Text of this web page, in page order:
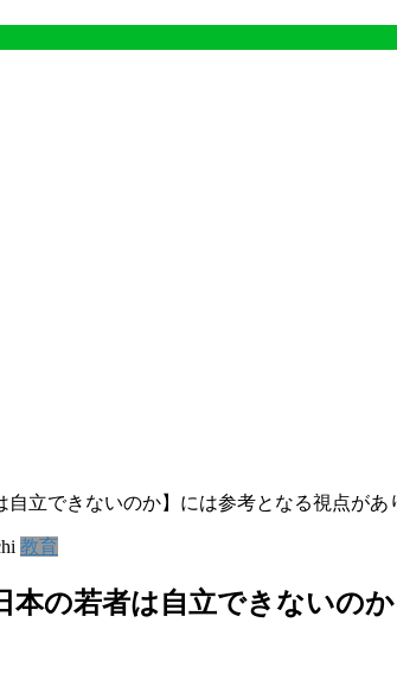
立できないのか】には参考となる視点があ
教育
本の若者は自立できないの